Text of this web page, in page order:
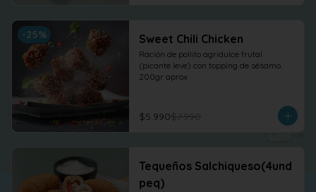
-25% Sweet Chili Chicken
Ración de pollito agridulce frutal
(picante leve) con topping de sésamo.
200gr aprox
$5.990$7.990
Tequeños Salchiqueso(4und
peq)